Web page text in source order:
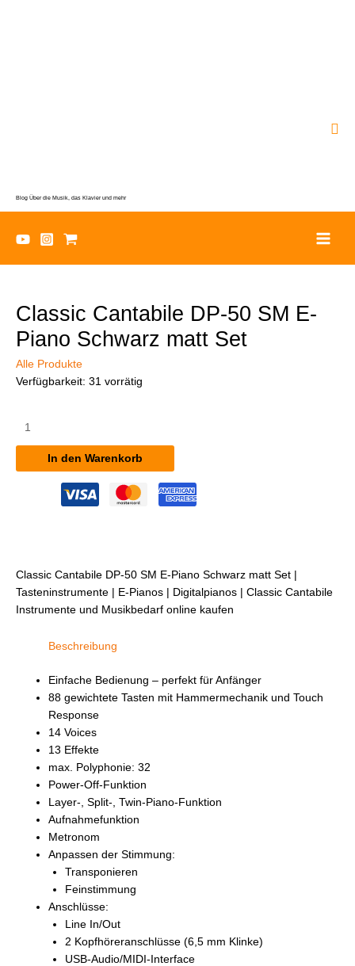
Blog Über die Musik, das Klavier und mehr
Classic Cantabile DP-50 SM E-
Piano Schwarz matt Set
Alle Produkte
Verfügbarkeit: 31 vorrätig
Cantabile
50
Set
Menge
In den Warenkorb
Classic Cantabile DP-50 SM E-Piano Schwarz matt Set |
Tasteninstrumente | E-Pianos | Digitalpianos | Classic Cantabile
Instrumente und Musikbedarf online kaufen
Beschreibung
Einfache Bedienung – perfekt für Anfänger
88 gewichtete Tasten mit Hammermechanik und Touch
Response
14 Voices
13 Effekte
max. Polyphonie: 32
Power-Off-Funktion
Layer-, Split-, Twin-Piano-Funktion
Aufnahmefunktion
Metronom
Anpassen der Stimmung:
Transponieren
Feinstimmung
Anschlüsse:
Line In/Out
2 Kopfhöreranschlüsse (6,5 mm Klinke)
USB-Audio/MIDI-Interface